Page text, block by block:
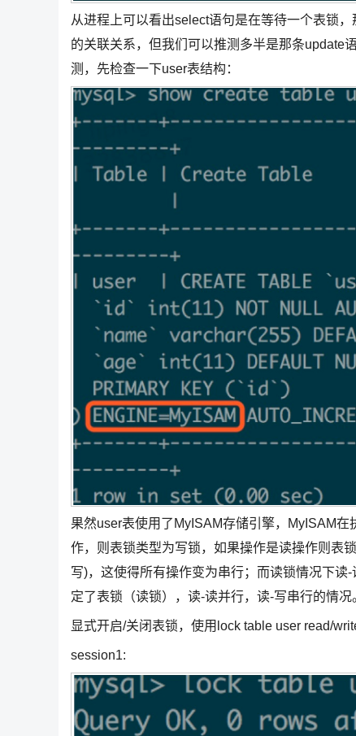
从进程上可以看出select语句是在等待一个表锁
的关联关系，但我们可以推测多半是那条update
测，先检查一下user表结构：
果然user表使用了MyISAM存储引擎，MyISAM
作，则表锁类型为写锁，如果操作是读操作则表
写)，这使得所有操作变为串行；而读锁情况下
定了表锁（读锁），读-读并行，读-写串行的情况
显式开启/关闭表锁，使用lock table user read/
session1: